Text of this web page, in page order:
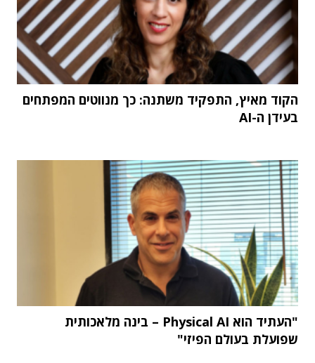
הקוד מאיץ, התפקיד משתנה: כך מנווטים המפתחים
בעידן ה-AI
"העתיד הוא Physical AI – בינה מלאכותית
שפועלת בעולם הפיזי"